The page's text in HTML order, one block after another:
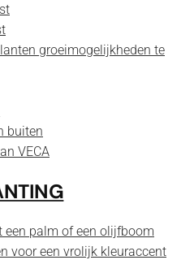
groeimogelijkheden te
buiten
VECA
palm of een olijfboom
voor een vrolijk kleuraccent